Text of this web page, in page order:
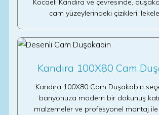
Kocaeli Kandıra ve çevresinde,
cam yüzeylerindeki çizikleri,
Kandıra 100X80 Cam
Kandıra 100X80 Cam Duşakabin
banyonuza modern bir dokunuş
malzemeler ve profesyonel montaj ile